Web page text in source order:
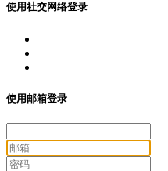
使用社交网络登录
使用邮箱登录